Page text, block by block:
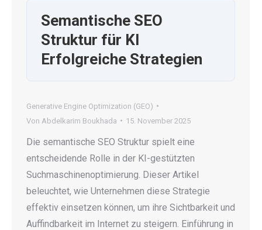
Semantische SEO
Struktur für KI
Erfolgreiche Strategien
Generative Engine Optimization (GEO)
Von Abdelkarim Boukhada 15. November 2025
Die semantische SEO Struktur spielt eine
entscheidende Rolle in der KI-gestützten
Suchmaschinenoptimierung. Dieser Artikel
beleuchtet, wie Unternehmen diese Strategie
effektiv einsetzen können, um ihre Sichtbarkeit und
Auffindbarkeit im Internet zu steigern. Einführung in